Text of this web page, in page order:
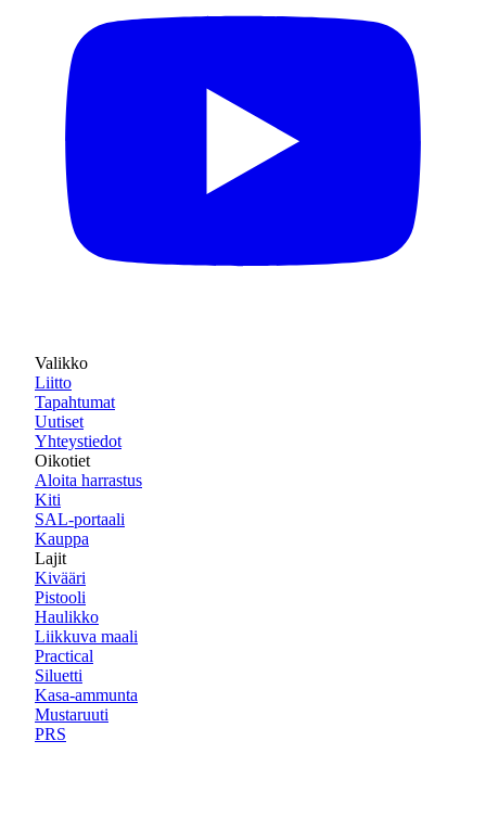
Valikko
Liitto
Tapahtumat
Uutiset
Yhteystiedot
Oikotiet
Aloita harrastus
Kiti
SAL-portaali
Kauppa
Lajit
Kivääri
Pistooli
Haulikko
Liikkuva maali
Practical
Siluetti
Kasa-ammunta
Mustaruuti
PRS